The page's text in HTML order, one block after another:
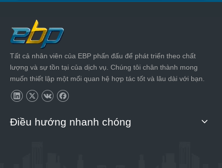
Tất cả nhân viên của EBP phấn đấu để phát triển theo chất
lượng và sự tồn tại của dịch vụ. Chúng tôi chân thành mong
muốn thiết lập một mối quan hệ hợp tác tốt và lâu dài với bạn.
Điều hướng nhanh chóng